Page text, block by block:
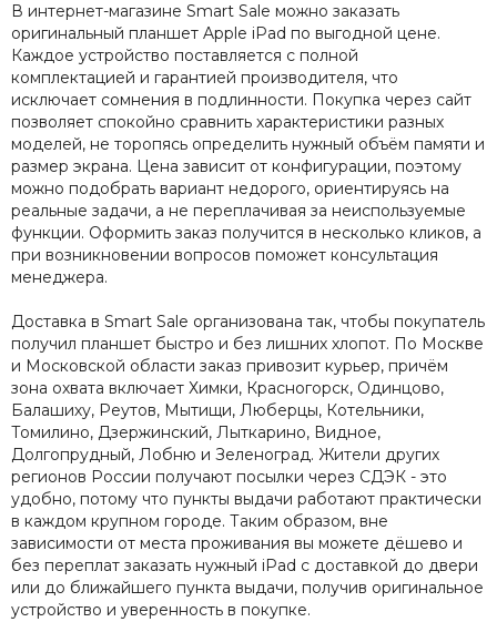
В интернет-магазине Smart Sale можно заказать
оригинальный планшет Apple iPad по выгодной цене.
Каждое устройство поставляется с полной
комплектацией и гарантией производителя, что
исключает сомнения в подлинности. Покупка через сайт
позволяет спокойно сравнить характеристики разных
моделей, не торопясь определить нужный объём памяти и
размер экрана. Цена зависит от конфигурации, поэтому
можно подобрать вариант недорого, ориентируясь на
реальные задачи, а не переплачивая за неиспользуемые
функции. Оформить заказ получится в несколько кликов, а
при возникновении вопросов поможет консультация
менеджера.
Доставка в Smart Sale организована так, чтобы покупатель
получил планшет быстро и без лишних хлопот. По Москве
и Московской области заказ привозит курьер, причём
зона охвата включает Химки, Красногорск, Одинцово,
Балашиху, Реутов, Мытищи, Люберцы, Котельники,
Томилино, Дзержинский, Лыткарино, Видное,
Долгопрудный, Лобню и Зеленоград. Жители других
регионов России получают посылки через СДЭК - это
удобно, потому что пункты выдачи работают практически
в каждом крупном городе. Таким образом, вне
зависимости от места проживания вы можете дёшево и
без переплат заказать нужный iPad с доставкой до двери
или до ближайшего пункта выдачи, получив оригинальное
устройство и уверенность в покупке.